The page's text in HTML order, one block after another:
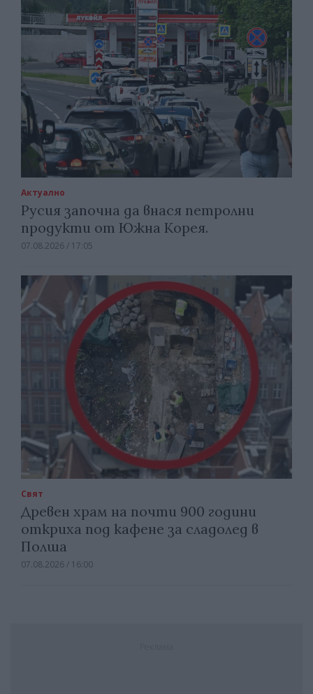
Актуално
Русия започна да внася петролни
продукти от Южна Корея.
07.08.2026 / 17:05
Свят
Древен храм на почти 900 години
откриха под кафене за сладолед в
Полша
07.08.2026 / 16:00